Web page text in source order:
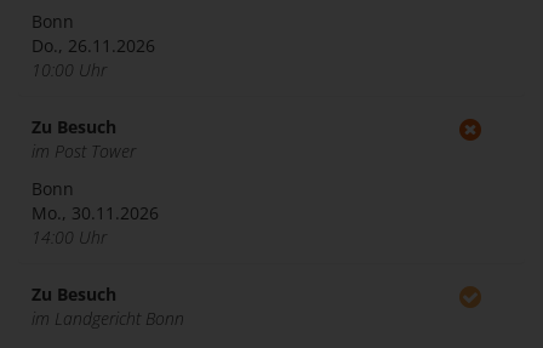
Bonn
Do., 26.11.2026
10:00 Uhr
Zu Besuch
im Post Tower
Bonn
Mo., 30.11.2026
14:00 Uhr
Zu Besuch
im Landgericht Bonn